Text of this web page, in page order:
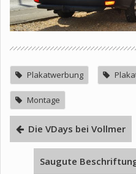
Plakatwerbung
Montage
Die VDays bei Vollmer
Saugute